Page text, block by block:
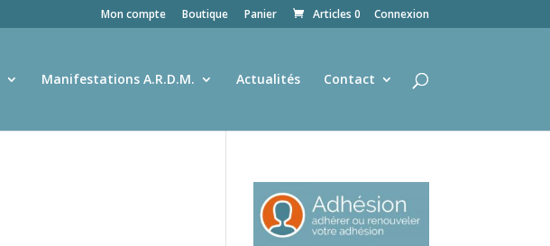
Connexion
Mon compte Boutique Panier Articles 0
Manifestations A.R.D.M. Actualités Contact